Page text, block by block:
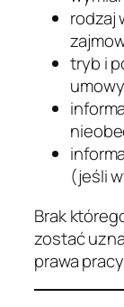
rodzaj
tryb i
umowy
(jeśli
Brak
zostać
prawa